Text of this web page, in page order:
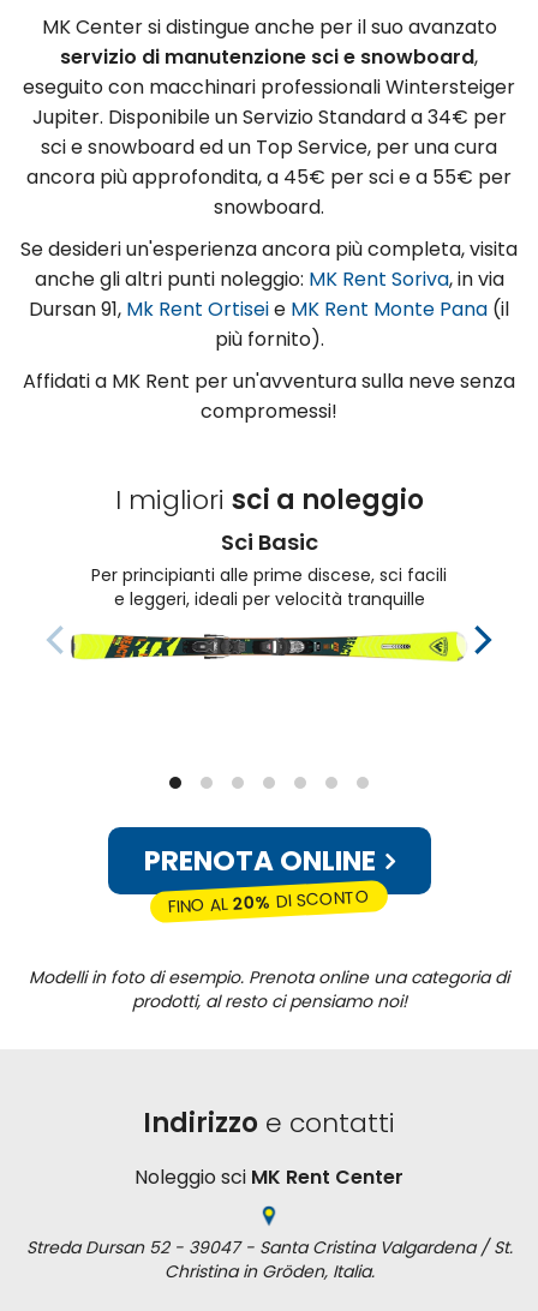
MK Center si distingue anche per il suo avanzato
servizio di manutenzione sci e snowboard,
eseguito con macchinari professionali Wintersteiger
Jupiter. Disponibile un Servizio Standard a 34€ per
sci e snowboard ed un Top Service, per una cura
ancora più approfondita, a 45€ per sci e a 55€ per
snowboard.
Se desideri un'esperienza ancora più completa, visita
anche gli altri punti noleggio: MK Rent Soriva, in via
Dursan 91, Mk Rent Ortiseie MK Rent Monte Pana (il
più fornito).
Affidati a MK Rent per un'avventura sulla neve senza
compromessi!
I migliori sci a noleggio
Sci Basic
Per principianti alle prime discese, sci facili
e leggeri, ideali per velocità tranquille
PRENOTA ONLINE
FINO AL20% DI SCONTO
Modelli in foto di esempio. Prenota online una categoria di
prodotti, al resto ci pensiamo noi!
Indirizzo e contatti
Noleggio sci MK Rent Center
Streda Dursan 52 - 39047 - Santa Cristina Valgardena / St.
Christina in Gröden, Italia.